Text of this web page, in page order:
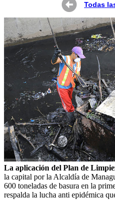
Todas
La aplicación del Plan de
la capital por la Alcaldía de
600 toneladas de basura en la
respalda la lucha anti epidémica